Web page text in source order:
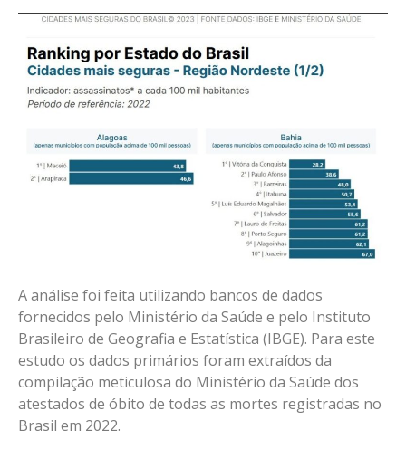
A análise foi feita utilizando bancos de dados
fornecidos pelo Ministério da Saúde e pelo Instituto
Brasileiro de Geografia e Estatística (IBGE). Para este
estudo os dados primários foram extraídos da
compilação meticulosa do Ministério da Saúde dos
atestados de óbito de todas as mortes registradas no
Brasil em 2022.